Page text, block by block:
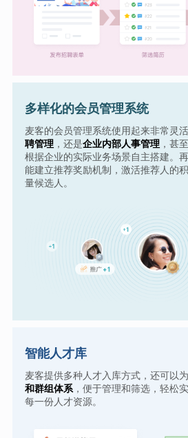
多样化的会员管理系统
麦客的会员管理系统使用起来非常灵
聘管理，还是企业内部人事管理，甚
根据企业的实际业务场景自主搭建。
能建立推荐奖励机制，激活推荐人的
量候选人。
智能人才库
麦客提供多种人才入库方式，还可以
和群组体系，便于管理和筛选，轻松
每一份人才资源。